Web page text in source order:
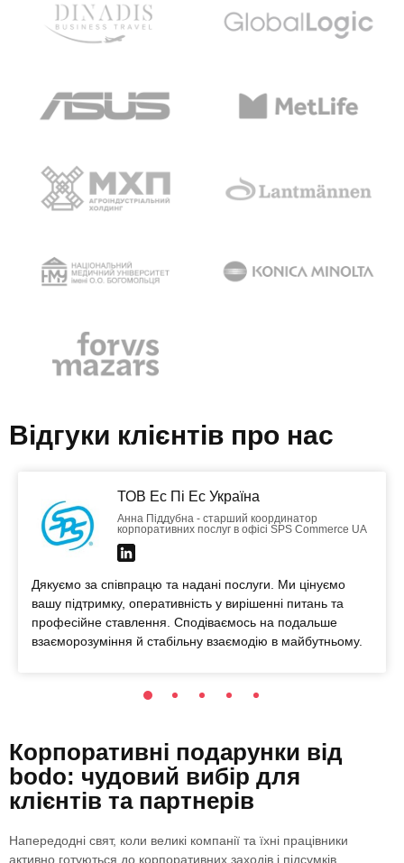
Відгуки клієнтів про нас
ТОВ Ес Пі Ес Україна
Анна Піддубна - старший координатор
корпоративних послуг в офісі SPS Commerce UA
Дякуємо за співпрацю та надані послуги. Ми цінуємо
вашу підтримку, оперативність у вирішенні питань та
професійне ставлення. Сподіваємось на подальше
взаєморозуміння й стабільну взаємодію в майбутньому.
Корпоративні подарунки від
bodo: чудовий вибір для
клієнтів та партнерів
Напередодні свят, коли великі компанії та їхні працівники
активно готуються до корпоративних заходів і підсумків